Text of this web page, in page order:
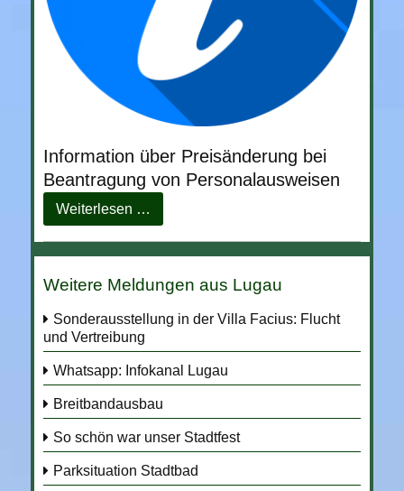
Information über Preisänderung bei
Beantragung von Personalausweisen
Weiterlesen …
über
Preisänderung
Beantragung
von
Personalausweisen
Weitere Meldungen aus Lugau
Sonderausstellung in der Villa Facius: Flucht
und Vertreibung
Whatsapp: Infokanal Lugau
Breitbandausbau
So schön war unser Stadtfest
Parksituation Stadtbad